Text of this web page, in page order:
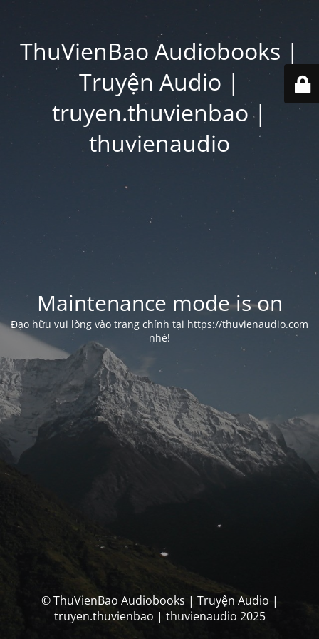
ThuVienBao Audiobooks |
Truyện Audio |
truyen.thuvienbao |
thuvienaudio
Maintenance mode is on
Đạo hữu vui lòng vào trang chính tại https://thuvienaudio.com
nhé!
© ThuVienBao Audiobooks | Truyện Audio |
truyen.thuvienbao | thuvienaudio 2025